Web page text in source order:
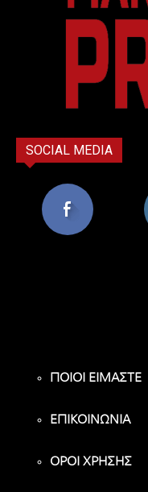
SOCIAL MEDIA
ΠΟΙΟΙ ΕΙΜΑΣΤΕ
ΕΠΙΚΟΙΝΩΝΙΑ
ΟΡΟΙ ΧΡΗΣΗΣ